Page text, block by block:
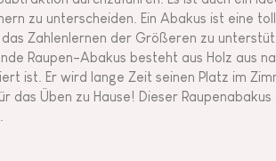
zu unterscheiden. Ein Abakus ist eine
Zahlenlernen der Größeren zu
Raupen-Abakus besteht aus Holz aus
ist. Er wird lange Zeit seinen Platz im
das Üben zu Hause! Dieser